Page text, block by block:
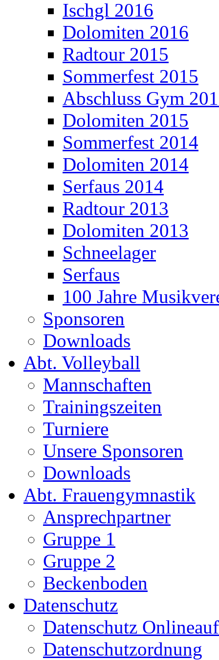
Ischgl 2016
Dolomiten 2016
Radtour 2015
Sommerfest 2015
Abschluss Gym
Dolomiten 2015
Sommerfest 2014
Dolomiten 2014
Serfaus 2014
Radtour 2013
Dolomiten 2013
Schneelager
Serfaus
100 Jahre
Sponsoren
Downloads
Abt. Volleyball
Mannschaften
Trainingszeiten
Turniere
Unsere Sponsoren
Downloads
Abt. Frauengymnastik
Ansprechpartner
Gruppe 1
Gruppe 2
Beckenboden
Datenschutz
Datenschutz
Datenschutzordnung